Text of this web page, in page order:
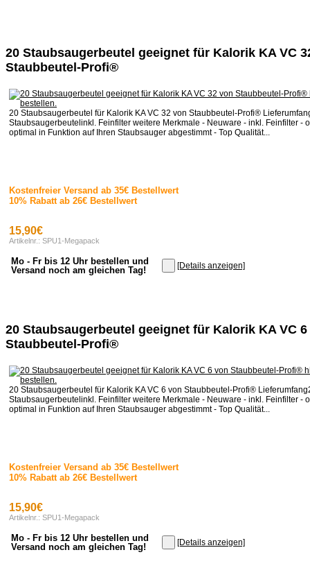
20 Staubsaugerbeutel geeignet für Kalorik KA VC
Staubbeutel-Profi®
20 Staubsaugerbeutel für Kalorik KA VC 32 von Staubbeutel-Profi®
Staubsaugerbeutelinkl. Feinfilter weitere Merkmale - Neuware - inkl. Feinfilter -
optimal in Funktion auf Ihren Staubsauger abgestimmt - Top Qualität...
Kostenfreier Versand ab 35€ Bestellwert
10% Rabatt ab 26€ Bestellwert
15,90€
Artikelnr.: SPU1-Megapack
Mo - Fr bis 12 Uhr bestellen und
Versand noch am gleichen Tag!
[Details anzeigen]
20 Staubsaugerbeutel geeignet für Kalorik KA VC
Staubbeutel-Profi®
20 Staubsaugerbeutel für Kalorik KA VC 6 von Staubbeutel-Profi®
Staubsaugerbeutelinkl. Feinfilter weitere Merkmale - Neuware - inkl. Feinfilter -
optimal in Funktion auf Ihren Staubsauger abgestimmt - Top Qualität...
Kostenfreier Versand ab 35€ Bestellwert
10% Rabatt ab 26€ Bestellwert
15,90€
Artikelnr.: SPU1-Megapack
Mo - Fr bis 12 Uhr bestellen und
Versand noch am gleichen Tag!
[Details anzeigen]